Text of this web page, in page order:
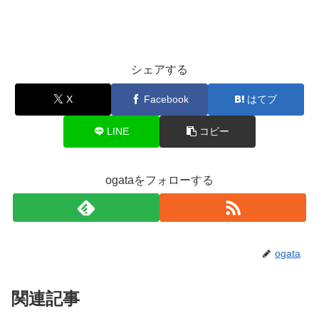
シェアする
X Facebook はてブ
LINE コピー
ogataをフォローする
ogata
関連記事